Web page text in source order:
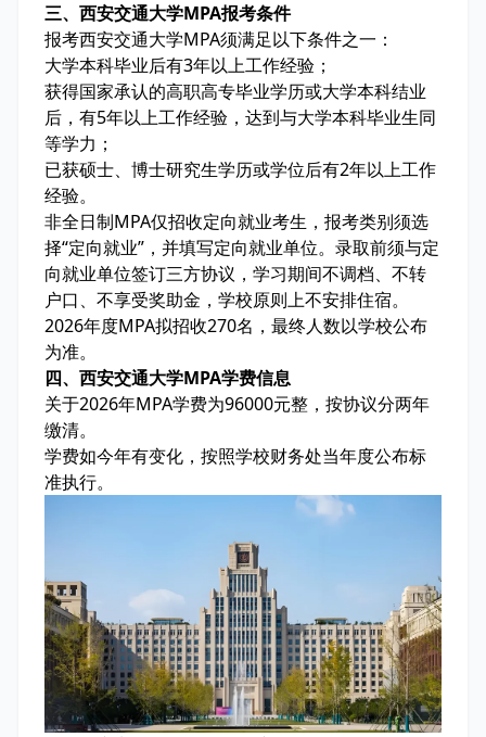
三、西安交通大学MPA报考条件
报考西安交通大学MPA须满足以下条件之一：
大学本科毕业后有3年以上工作经验；
获得国家承认的高职高专毕业学历或大学本科结业
后，有5年以上工作经验，达到与大学本科毕业生同
等学力；
已获硕士、博士研究生学历或学位后有2年以上工作
经验。
非全日制MPA仅招收定向就业考生，报考类别须选
择“定向就业”，并填写定向就业单位。录取前须与定
向就业单位签订三方协议，学习期间不调档、不转
户口、不享受奖助金，学校原则上不安排住宿。
2026年度MPA拟招收270名，最终人数以学校公布
为准。
四、西安交通大学MPA学费信息
关于2026年MPA学费为96000元整，按协议分两年
缴清。
学费如今年有变化，按照学校财务处当年度公布标
准执行。